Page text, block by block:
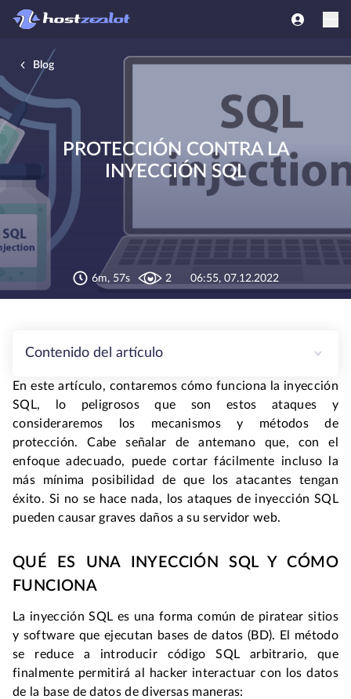
Blog
PROTECCIÓN CONTRA LA
INYECCIÓN SQL
6m, 57s 2 06:55, 07.12.2022
Contenido del artículo
En este artículo, contaremos cómo funciona la inyección
SQL, lo peligrosos que son estos ataques y
consideraremos los mecanismos y métodos de
protección. Cabe señalar de antemano que, con el
enfoque adecuado, puede cortar fácilmente incluso la
más mínima posibilidad de que los atacantes tengan
éxito. Si no se hace nada, los ataques de inyección SQL
pueden causar graves daños a su servidor web.
QUÉ ES UNA INYECCIÓN SQL Y CÓMO
FUNCIONA
La inyección SQL es una forma común de piratear sitios
y software que ejecutan bases de datos (BD). El método
se reduce a introducir código SQL arbitrario, que
finalmente permitirá al hacker interactuar con los datos
de la base de datos de diversas maneras: